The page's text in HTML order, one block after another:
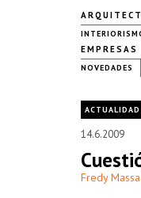
EMPRESAS
NOVEDADES
ACTUALIDAD
14.6.2009
Fredy